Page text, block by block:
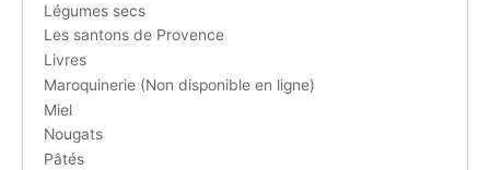
Légumes secs
Les santons de Provence
Livres
Maroquinerie (Non disponible en ligne)
Miel
Nougats
Pâtés